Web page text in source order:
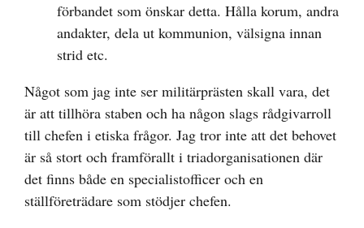
förbandet som önskar detta. Hålla korum, andra
andakter, dela ut kommunion, välsigna innan
strid etc.
Något som jag inte ser militärprästen skall vara, det
är att tillhöra staben och ha någon slags rådgivarroll
till chefen i etiska frågor. Jag tror inte att det behovet
är så stort och framförallt i triadorganisationen där
det finns både en specialistofficer och en
ställföreträdare som stödjer chefen.